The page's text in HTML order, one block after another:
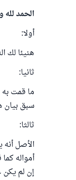
الحمد
أولا:
هنيئا لك
ثانيا:
ما قمت به
سبق بيان
ثالثا:
الأصل
أمواله
إن لم يكن